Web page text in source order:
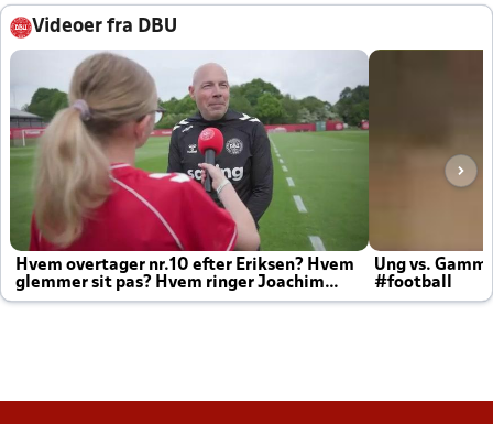
Videoer fra DBU
Hvem overtager nr.10 efter Eriksen? Hvem
glemmer sit pas? Hvem ringer Joachim
altid til efter kampe?
Ung vs.
#football